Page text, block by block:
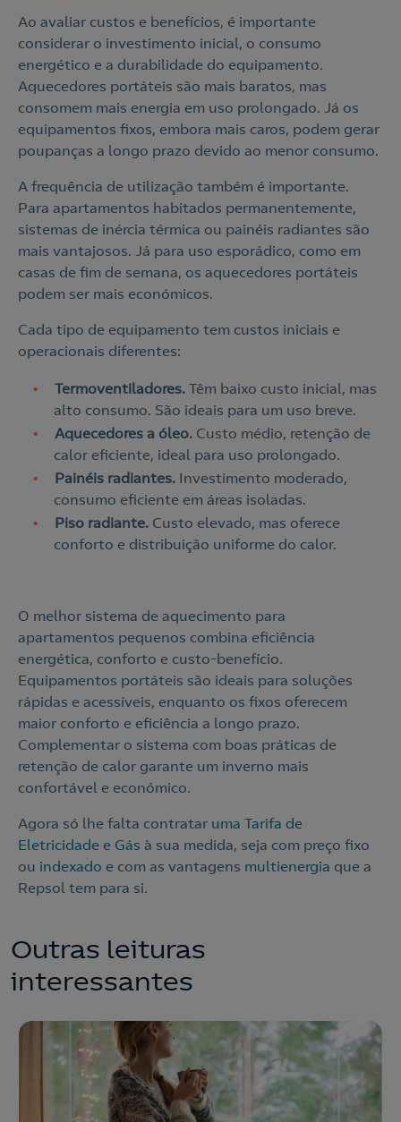
Ao avaliar custos e benefícios, é importante
considerar o investimento inicial, o consumo
energético e a durabilidade do equipamento.
Aquecedores portáteis são mais baratos, mas
consomem mais energia em uso prolongado. Já os
equipamentos fixos, embora mais caros, podem gerar
poupanças a longo prazo devido ao menor consumo.
A frequência de utilização também é importante.
Para apartamentos habitados permanentemente,
sistemas de inércia térmica ou painéis radiantes são
mais vantajosos. Já para uso esporádico, como em
casas de fim de semana, os aquecedores portáteis
podem ser mais económicos.
Cada tipo de equipamento tem custos iniciais e
operacionais diferentes:
Termoventiladores. Têm baixo custo inicial, mas
alto consumo. São ideais para um uso breve.
Aquecedores a óleo. Custo médio, retenção de
calor eficiente, ideal para uso prolongado.
Painéis radiantes. Investimento moderado,
consumo eficiente em áreas isoladas.
Piso radiante. Custo elevado, mas oferece
conforto e distribuição uniforme do calor.
O melhor sistema de aquecimento para
apartamentos pequenos combina eficiência
energética, conforto e custo-benefício.
Equipamentos portáteis são ideais para soluções
rápidas e acessíveis, enquanto os fixos oferecem
maior conforto e eficiência a longo prazo.
Complementar o sistema com boas práticas de
retenção de calor garante um inverno mais
confortável e económico.
Agora só lhe falta contratar uma Tarifa de
Eletricidade e Gás à sua medida, seja com preço fixo
ou indexado e com as vantagens multienergia que a
Repsol tem para si.
Outras leituras
interessantes